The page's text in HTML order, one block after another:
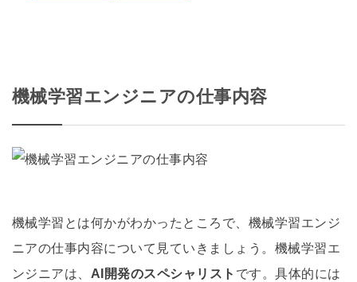
機械学習エンジニアの仕事内容
機械学習とは何かがわかったところで、機械学習エンジ
ニアの仕事内容について見ていきましょう。機械学習エ
ンジニアは、 AI開発のスペシャリスト です。具体的には